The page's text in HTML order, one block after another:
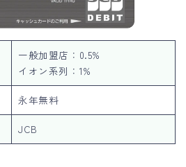
一般加盟店：0.5%
イオン系列：1%
永年無料
JCB